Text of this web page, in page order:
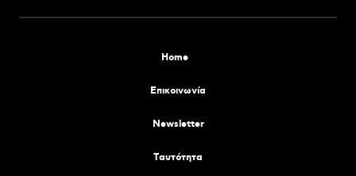
Home
Επικοινωνία
Newsletter
Tαυτότητα